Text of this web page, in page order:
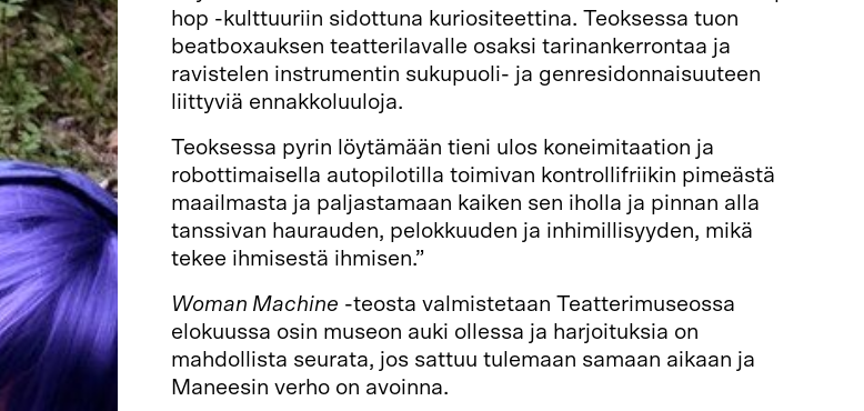
hop -kulttuuriin sidottuna kuriositeettina. Teoksessa tuon
beatboxauksen teatterilavalle osaksi tarinankerrontaa ja
ravistelen instrumentin sukupuoli- ja genresidonnaisuuteen
liittyviä ennakkoluuloja.
Teoksessa pyrin löytämään tieni ulos koneimitaation ja
robottimaisella autopilotilla toimivan kontrollifriikin pimeästä
maailmasta ja paljastamaan kaiken sen iholla ja pinnan alla
tanssivan haurauden, pelokkuuden ja inhimillisyyden, mikä
tekee ihmisestä ihmisen.”
Woman Machine -teosta valmistetaan Teatterimuseossa
elokuussa osin museon auki ollessa ja harjoituksia on
mahdollista seurata, jos sattuu tulemaan samaan aikaan ja
Maneesin verho on avoinna.